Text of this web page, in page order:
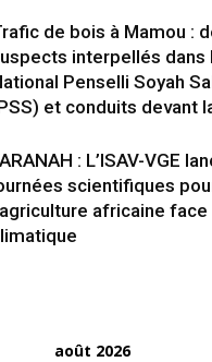
de bois à Mamou :
interpellés dans
Penselli Soyah
et conduits devant
: L’ISAV-VGE
scientifiques
africaine face
août 2026